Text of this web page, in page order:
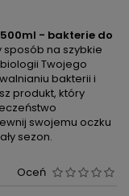
- bakterie do
sposób na szybkie
Twojego
bakterii i
produkt, który
swojemu oczku
sezon.
Oceń